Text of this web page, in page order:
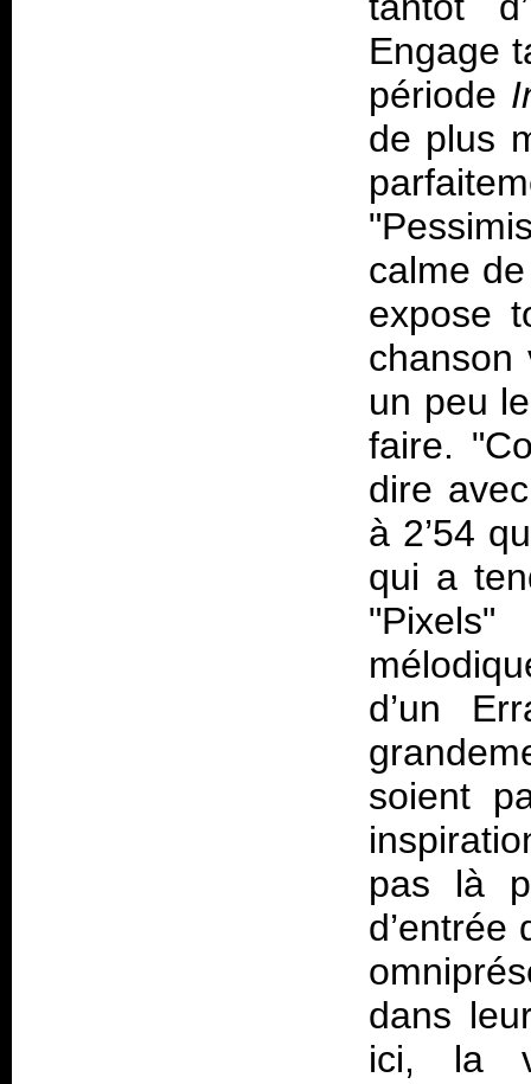
Engage
période
de plus
calme
expose
chanson
un peu
faire.
dire
à 2’54
qui a
d’un
soient
pas là
d’entrée
dans
ici, la